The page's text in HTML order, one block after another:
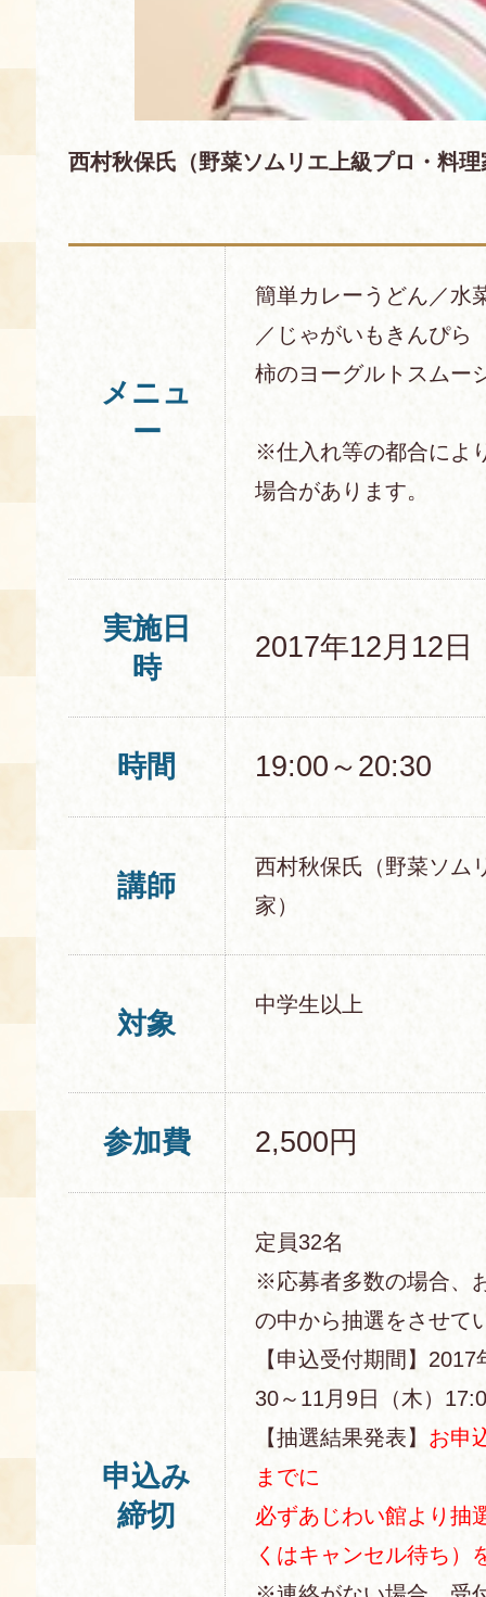
西村秋保氏（野菜ソムリエ上級プロ・料理
メニュ
ー
簡単カレーうどん／水
／じゃがいもきんぴら
柿のヨーグルトスムー
※仕入れ等の都合によ
場合があります。
実施日
時
2017年12月12日
時間 19:00～20:30
講師
西村秋保氏（野菜ソム
家）
対象
中学生以上
参加費 2,500円
申込み
締切
定員32名
※応募者多数の場合、
の中から抽選をさせて
【申込受付期間】
30～11月9日（木）
【抽選結果発表】 お申
までに
必ずあじわい館より抽
くはキャンセル待ち）